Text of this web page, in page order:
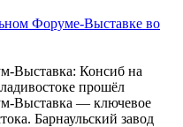
Форуме-Выставке во
Выставка: Консиб на
прошёл
Выставка — ключевое
Барнаульский завод